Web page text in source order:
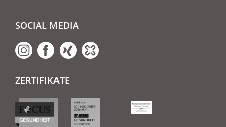
SOCIAL MEDIA
ZERTIFIKATE